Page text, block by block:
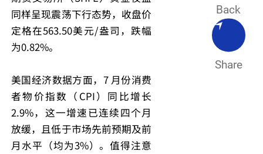
同样呈现震荡下行态势，收盘价
定格在563.50美元/盎司，跌幅
为0.82%。
美国经济数据方面，7 月份消费
者物价指数（CPI）同比增长
2.9%，这一增速已连续四个月
放缓，且低于市场先前预期及前
月水平（均为3%）。值得注意
Back
Share